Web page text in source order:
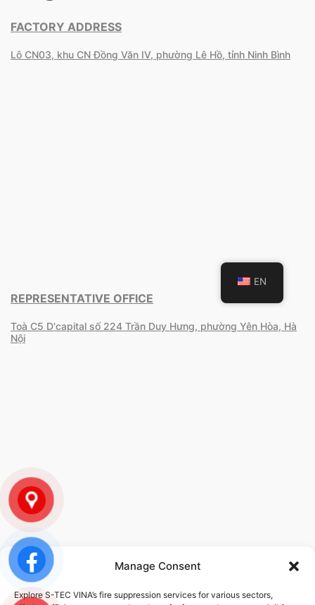
Manage Consent
Explore S-TEC VINA’s fire suppression services for various sectors,
FACTORY ADDRESS
Lô CN03, khu CN Đồng Văn IV, phường Lê Hồ, tỉnh Ninh Bình
REPRESENTATIVE OFFICE
Toà C5 D'capital số 224 Trần Duy Hưng, phường Yên Hòa, Hà
Nội
POLICY
EN